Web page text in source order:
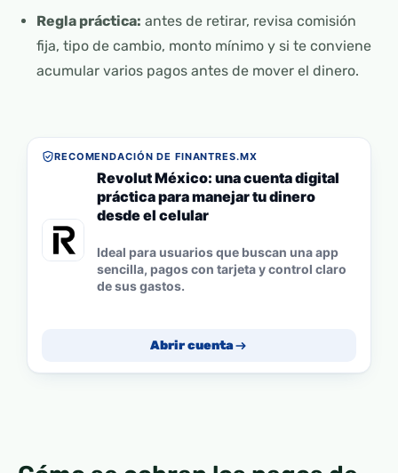
Regla práctica: antes de retirar, revisa comisión
fija, tipo de cambio, monto mínimo y si te conviene
acumular varios pagos antes de mover el dinero.
RECOMENDACIÓN DE FINANTRES.MX
Revolut México: una cuenta digital
práctica para manejar tu dinero
desde el celular
Ideal para usuarios que buscan una app
sencilla, pagos con tarjeta y control claro
de sus gastos.
Abrir cuenta